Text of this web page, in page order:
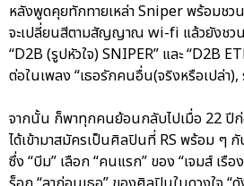
หลังพูดคุยทักทายเหล่า Sniper พร้อมชว
จะเปลี่ยนสีตามสัญญาณ wi-fi แล้วยังชว
“D2B (รูปหัวใจ) SNIPER” และ “D2B
ต่อในเพลง “เธอรักคนอื่น(จริงหรือเปล่า),
จากนั้น ก็พาทุกคนย้อนกลับไปเมื่อ 22 ปี
ได้เข้ามาสมัครเป็นศิลปินที่ RS พร้อม ๆ
ซึ่ง “บีม” เลือก “คนแรก” ของ “เจมส์ เรื